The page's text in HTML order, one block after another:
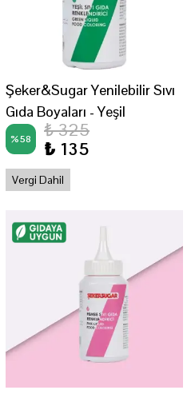
Şeker&Sugar Yenilebilir Sıvı
Gıda Boyaları - Yeşil
%58
₺ 325
₺ 135
Vergi Dahil